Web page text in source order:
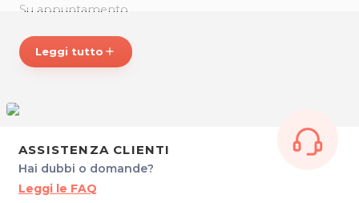
Su appuntamento
GESSICA CESCON - Operatrice del Benessere
Via Gortani 21/1
33033 Codroipo (UD)
Per ulteriori informazioni sull'offerta o sulle modalità di
acquisto scrivi a posta@espevia.it
Leggi tutto add
ASSISTENZA CLIENTI
Hai dubbi o domande?
Leggi le FAQ